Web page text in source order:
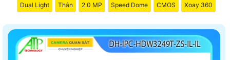
Dual Light Thân 2.0 MP Speed Dome CMOS Xoay 360